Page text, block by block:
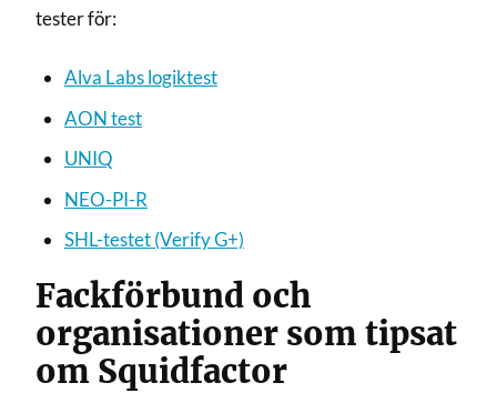
tester för:
Alva Labs logiktest
AON test
UNIQ
NEO-PI-R
SHL-testet (Verify G+)
Fackförbund och
organisationer som tipsat
om Squidfactor